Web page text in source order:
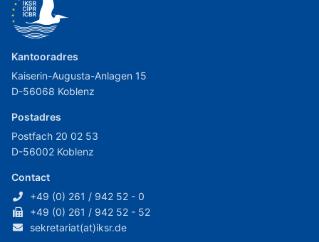
Kantooradres
Kaiserin-Augusta-Anlagen 15
D-56068 Koblenz
Postadres
Postfach 20 02 53
D-56002 Koblenz
Contact
+49 (0) 261 / 942 52 - 0
+49 (0) 261 / 942 52 - 52
sekretariat(at)iksr.de